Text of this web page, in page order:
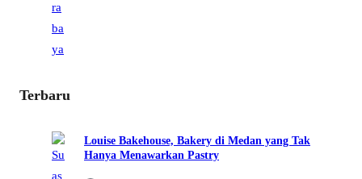
Terbaru
Louise Bakehouse, Bakery di Medan yang Tak
Hanya Menawarkan Pastry